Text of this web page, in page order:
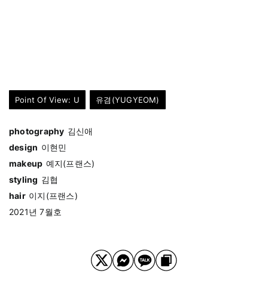
Point Of View: U 유겸(YUGYEOM)
photography 김신애
design 이현민
makeup 예지(프랜스)
styling 김협
hair 이지(프랜스)
2021년 7월호